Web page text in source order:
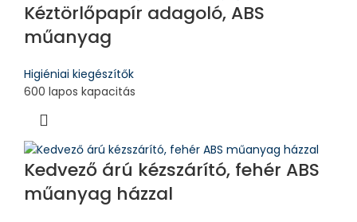
Kéztörlőpapír adagoló, ABS
műanyag
Higiéniai kiegészítők
600 lapos kapacitás
Kedvező árú kézszárító, fehér ABS
műanyag házzal